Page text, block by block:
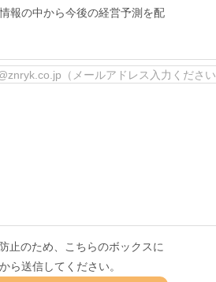
報の中から今後の経営予測を配
止のため、こちらのボックスに
ら送信してください。